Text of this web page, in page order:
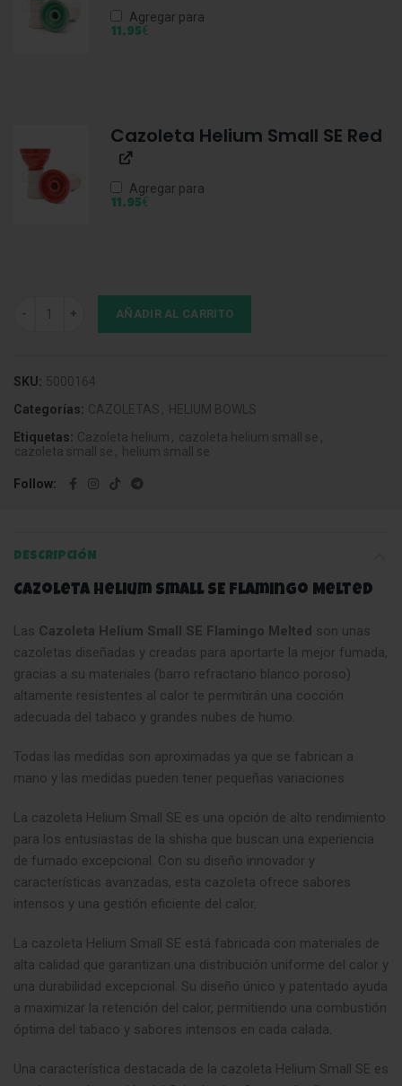
Agregar para
11,95€
Cazoleta Helium Small SE Red
Agregar para
11,95€
Cazoleta Helium Small SE Flamingo Melted cantidad
AÑADIR AL CARRITO
SKU: 5000164
Categorías: CAZOLETAS , HELIUM BOWLS
Etiquetas: Cazoleta helium , cazoleta helium small se ,
cazoleta small se , helium small se
Follow
DESCRIPCIÓN
Cazoleta Helium Small SE Flamingo Melted
Las Cazoleta Helium Small SE Flamingo Melted son unas
cazoletas diseñadas y creadas para aportarte la mejor fumada,
gracias a su materiales (barro refractario blanco poroso)
altamente resistentes al calor te permitirán una cocción
adecuada del tabaco y grandes nubes de humo.
Todas las medidas son aproximadas ya que se fabrican a
mano y las medidas pueden tener pequeñas variaciones
La cazoleta Helium Small SE es una opción de alto rendimiento
para los entusiastas de la shisha que buscan una experiencia
de fumado excepcional. Con su diseño innovador y
características avanzadas, esta cazoleta ofrece sabores
intensos y una gestión eficiente del calor.
La cazoleta Helium Small SE está fabricada con materiales de
alta calidad que garantizan una distribución uniforme del calor y
una durabilidad excepcional. Su diseño único y patentado ayuda
a maximizar la retención del calor, permitiendo una combustión
óptima del tabaco y sabores intensos en cada calada.
Una característica destacada de la cazoleta Helium Small SE es